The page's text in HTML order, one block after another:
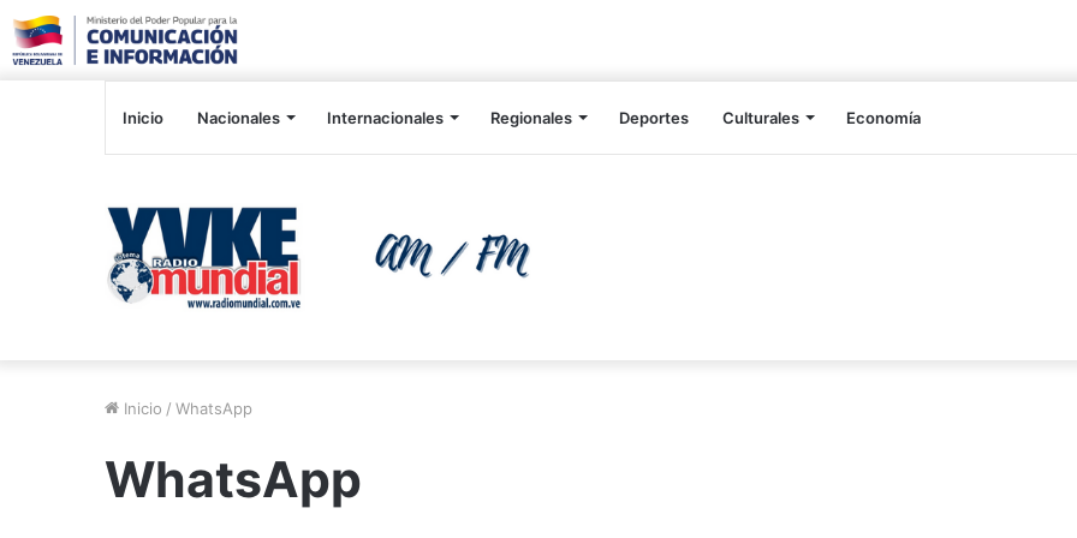
Inicio Nacionales Internacionales Regionales Deportes Culturales Economía
Inicio / WhatsApp
WhatsApp